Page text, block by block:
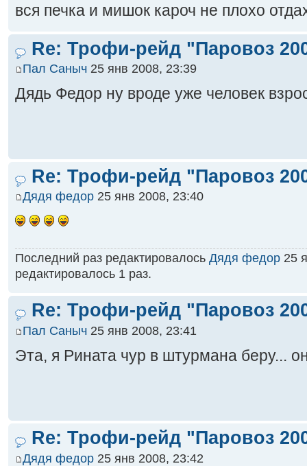
вся печка и мишок кароч не плохо
Re: Трофи-рейд "Паровоз
Пал Саныч 25 янв 2008, 23:39
Дядь Федор ну вроде уже человек
Re: Трофи-рейд "Паровоз
Дядя федор 25 янв 2008, 23:40
Последний раз редактировалось Дядя федор 25
редактировалось 1 раз.
Re: Трофи-рейд "Паровоз
Пал Саныч 25 янв 2008, 23:41
Эта, я Рината чур в штурмана беру...
Re: Трофи-рейд "Паровоз
Дядя федор 25 янв 2008, 23:42